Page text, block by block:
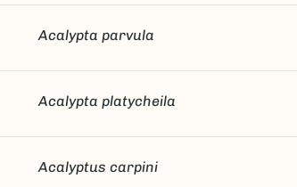
Acalypta parvula
Acalypta platycheila
Acalyptus carpini